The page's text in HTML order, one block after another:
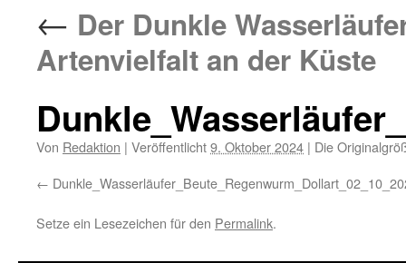
← Der Dunkle
Artenvielfalt an der Küste
Von Redaktion | Veröffentlicht9. Oktober 2024 | Die
Setze ein Lesezeichen für den Permalink.